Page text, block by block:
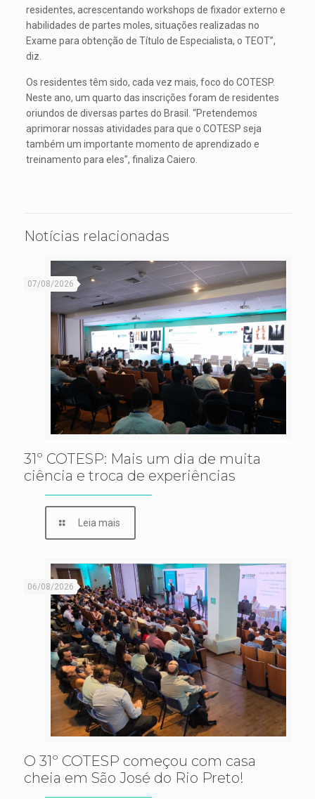
residentes, acrescentando workshops de fixador externo e
habilidades de partes moles, situações realizadas no
Exame para obtenção de Título de Especialista, o TEOT”,
diz.
Os residentes têm sido, cada vez mais, foco do COTESP.
Neste ano, um quarto das inscrições foram de residentes
oriundos de diversas partes do Brasil. “Pretendemos
aprimorar nossas atividades para que o COTESP seja
também um importante momento de aprendizado e
treinamento para eles”, finaliza Caiero.
Notícias relacionadas
07/08/2026
31º COTESP: Mais um dia de muita
ciência e troca de experiências
Leia mais
06/08/2026
O 31º COTESP começou com casa
cheia em São José do Rio Preto!